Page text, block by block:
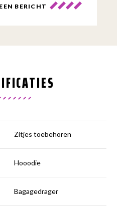
BERICHT
Zitjes toebehoren
Hooodie
Bagagedrager